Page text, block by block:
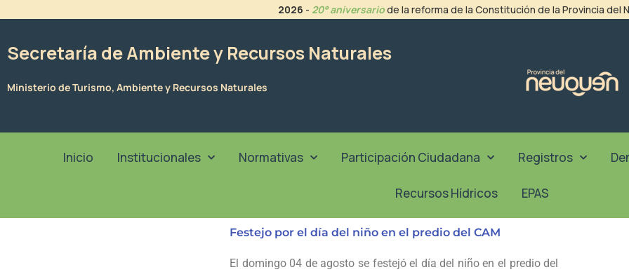
2026 - 20° aniversariode la reforma de la Constitución de la Provincia del
Secretaría de Ambiente y Recursos Naturales
Ministerio de Turismo, Ambiente y Recursos Naturales
Inicio Institucionales Normativas Participación Ciudadana Registros
Recursos Hídricos EPAS
Festejo por el día del niño en el predio del CAM
El domingo 04 de agosto se festejó el día del niño en el predio del